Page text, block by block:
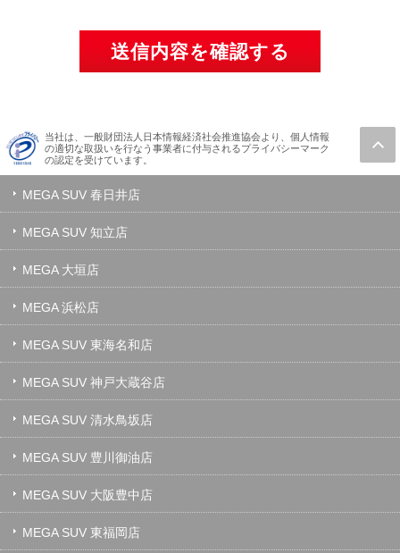
当社は、一般財団法人日本情報経済社会推進協会より、個人情報
の適切な取扱いを行なう事業者に付与されるプライバシーマーク
の認定を受けています。
MEGA SUV 春日井店
MEGA SUV 知立店
MEGA 大垣店
MEGA 浜松店
MEGA SUV 東海名和店
MEGA SUV 神戸大蔵谷店
MEGA SUV 清水鳥坂店
MEGA SUV 豊川御油店
MEGA SUV 大阪豊中店
MEGA SUV 東福岡店